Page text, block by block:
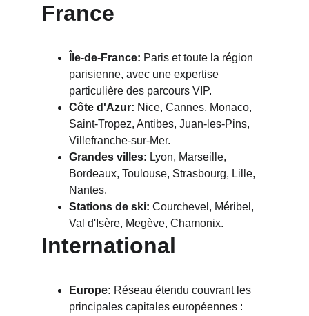
France
Île-de-France: Paris et toute la région
parisienne, avec une expertise
particulière des parcours VIP.
Côte d'Azur: Nice, Cannes, Monaco,
Saint-Tropez, Antibes, Juan-les-Pins,
Villefranche-sur-Mer.
Grandes villes: Lyon, Marseille,
Bordeaux, Toulouse, Strasbourg, Lille,
Nantes.
Stations de ski: Courchevel, Méribel,
Val d'Isère, Megève, Chamonix.
International
Europe: Réseau étendu couvrant les
principales capitales européennes :